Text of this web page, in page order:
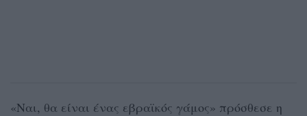
«Ναι, θα είναι ένας εβραϊκός γάμος» πρόσθεσε η